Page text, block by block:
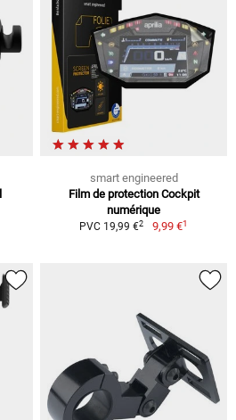
smart engineered
Film de protection Cockpit
numérique
PVC 19,99 €2 9,99 €1